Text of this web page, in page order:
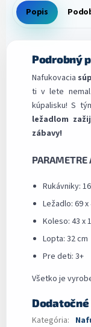
Popis
Podrobný
Nafukovacia
ti v lete
kúpalisku! S
ležadlom
zábavy!
PARAMETRE
Rukávniky:
Ležadlo: 69 x
Koleso: 43 x
Lopta: 32 cm
Pre deti: 3+
Všetko je
Kategória: